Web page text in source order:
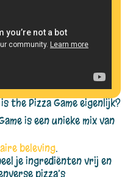
the Pizza Game eigenlijk?
is een unieke mix van
beleving.
je ingrediënten vrij en
pizza’s